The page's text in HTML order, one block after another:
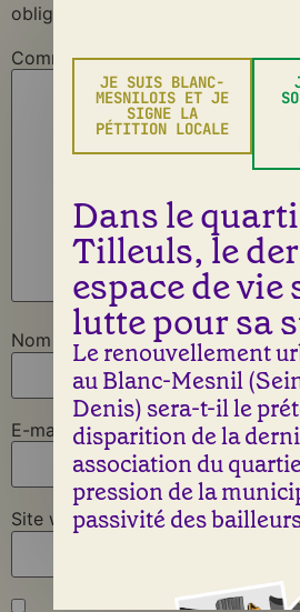
obligatoires sont indiqués avec
Commentaire*
Nom
E-mail *
Site web
JE SUIS BLANC-
MESNILOIS ET JE
SIGNE LA
PÉTITION LOCALE
Dans le
Tilleuls, le
espace de vie
lutte pour sa
Le renouvellement
au Blanc-Mesnil
Denis) sera-t-il le
disparition de la
association du
pression de la
passivité des